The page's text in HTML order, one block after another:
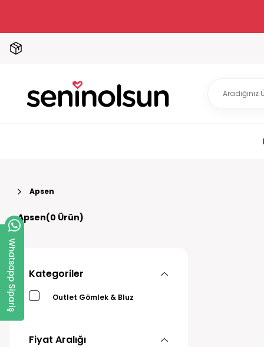
Apsen
Apsen(0 Ürün)
Kategoriler
Outlet Gömlek & Bluz
Fiyat Aralığı